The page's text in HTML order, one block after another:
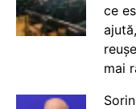
ce
mai